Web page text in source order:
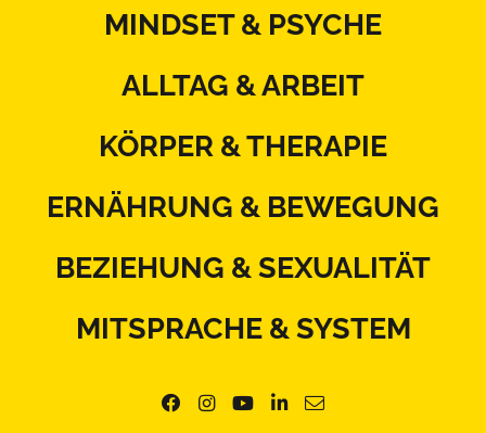
MINDSET & PSYCHE
ALLTAG & ARBEIT
KÖRPER & THERAPIE
ERNÄHRUNG & BEWEGUNG
BEZIEHUNG & SEXUALITÄT
MITSPRACHE & SYSTEM